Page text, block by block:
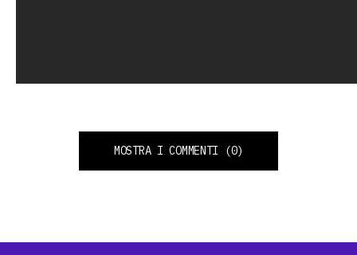
MOSTRA I COMMENTI (0)